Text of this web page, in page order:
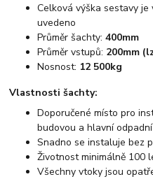
Celková výška sestavy je
uvedeno
Průměr šachty:400mm
Průměr vstupů: 200mm
Nosnost: 12 500kg
Vlastnosti šachty:
Doporučené místo pro
budovou a hlavní
Snadno se instaluje bez
Životnost minimálně 100
Všechny vtoky jsou